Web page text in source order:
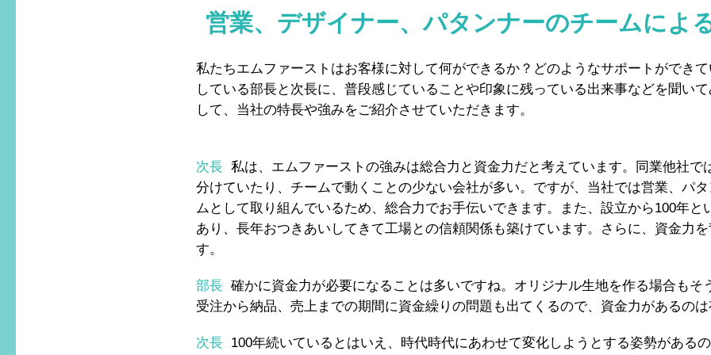
営業、デザイナー、パタンナーのチームによ
私たちエムファーストはお客様に対して何ができるか？どのようなサポートができ
している部長と次長に、普段感じていることや印象に残っている出来事などを聞い
して、当社の特長や強みをご紹介させていただきます。
次長 私は、エムファーストの強みは総合力と資金力だと考えています。同業他社で
分けていたり、チームで動くことの少ない会社が多い。ですが、当社では営業、パ
ムとして取り組んでいるため、総合力でお手伝いできます。また、設立から100年と
あり、長年おつきあいしてきて工場との信頼関係も築けています。さらに、資金力
す。
部長 確かに資金力が必要になることは多いですね。オリジナル生地を作る場合もそ
受注から納品、売上までの期間に資金繰りの問題も出てくるので、資金力があるの
次長 100年続いているとはいえ、時代時代にあわせて変化しようとする姿勢がある